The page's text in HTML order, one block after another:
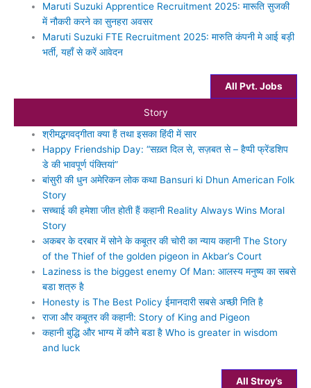
Maruti Suzuki Apprentice Recruitment 2025: मारूति सुजकी
में नौकरी करने का सुनहरा अवसर
Maruti Suzuki FTE Recruitment 2025: मारुति कंपनी मे आई बड़ी
भर्ती, यहाँ से करें आवेदन
All Pvt. Jobs
Story
श्रीमद्भगवद्गीता क्‍या हैं तथा इसका हिंदी में सार
Happy Friendship Day: “सख़्त दिल से, सज़बत से – हैप्पी फ्रेंडशिप
डे की भावपूर्ण पंक्तियां”
बांसुरी की धुन अमेरिकन लोक कथा Bansuri ki Dhun American Folk
Story
सच्‍चाई की हमेशा जीत होती हैं कहानी Reality Always Wins Moral
Story
अकबर के दरबार में सोने के कबूतर की चोरी का न्‍याय कहानी The Story
of the Thief of the golden pigeon in Akbar’s Court
Laziness is the biggest enemy Of Man: आलस्‍य मनुष्‍य का सबसे
बडा शत्रु है
Honesty is The Best Policy ईमानदारी सबसे अच्‍छी निति है
राजा और कबूतर की कहानी: Story of King and Pigeon
कहानी बुद्धि और भाग्‍य में कौने बडा है Who is greater in wisdom
and luck
All Stroy’s